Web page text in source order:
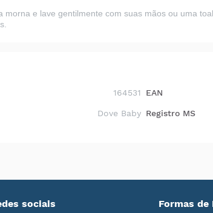
morna e lave gentilmente com suas mãos ou uma
164531 EAN
Dove Baby Registro MS
sociais Formas de